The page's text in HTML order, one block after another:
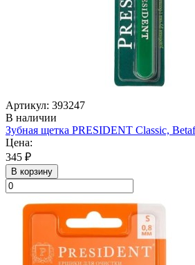
Артикул: 393247
В наличии
Зубная щетка PRESIDENT Classic,
Цена:
345 ₽
В корзину